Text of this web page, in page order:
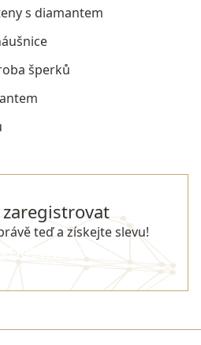
s diamantem
šperků
zaregistrovat
teď a získejte slevu!
SE